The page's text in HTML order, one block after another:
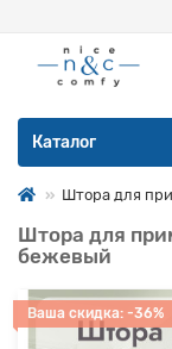
Каталог
Штора для
Штора для
бежевый
Ваша скидка: -36%